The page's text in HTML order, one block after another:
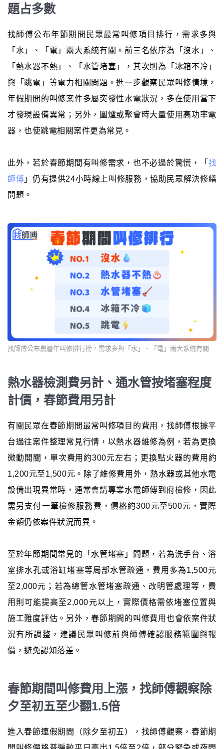
題占多數
找師傅公布年節期間民眾最常叫修項目排行，需求多與
「水」、「電」兩大系統有關。前三名依序為「沒水」、
「熱水器不熱」、「水管堵塞」，其次則為「冰箱不冷」
與「跳電」等電力相關問題。進一步觀察民眾叫修情境，
年假期間的叫修案件多屬突發性水電狀況，多在使用當下
才發現設備異常；另外，圍爐或聚會時大量使用高功率電
器，也使跳電相關案件更為常見。
此外，若於春節期間有叫修需求，也不必過於驚慌，「 找
師傅 」仍有提供24小時線上叫修服務，協助民眾解決修繕
問題。
找師傅公布農曆年叫修排行榜，需求多與「水」、「電」兩大系統有關
熱水器檢測費另計、通水管按堵塞程度
計價，春節費用另計
有關民眾在春節期間最常叫修項目的費用，找師傅根據平
台過往案件整理常見行情，以熱水器維修為例，若為更換
微動開關，單次費用約300元左右；更換點火器的費用約
1,200元至1,500元。除了維修費用外，熱水器或其他水電
設備出現異常時，通常會請專業水電師傅到府檢修，因此
需另支付一筆檢修服務費，價格約300元至500元，實際
金額仍依案件狀況而異。
至於年節期間常見的「水管堵塞」問題，若為洗手台、浴
室排水孔或浴缸堵塞等局部水管疏通，費用多為1,500元
至2,000元；若為總管水管堵塞疏通、改明管處理等，費
用則可能提高至2,000元以上，實際價格需依堵塞位置與
施工難度評估。另外，春節期間的叫修費用也會依案件狀
況有所調整，建議民眾叫修前與師傅確認服務範圍與報
價，避免認知落差。
春節期間叫修費用上漲，找師傅觀察除
夕至初五至少翻1.5倍
進入春節連假期間（除夕至初五），找師傅觀察，春節期